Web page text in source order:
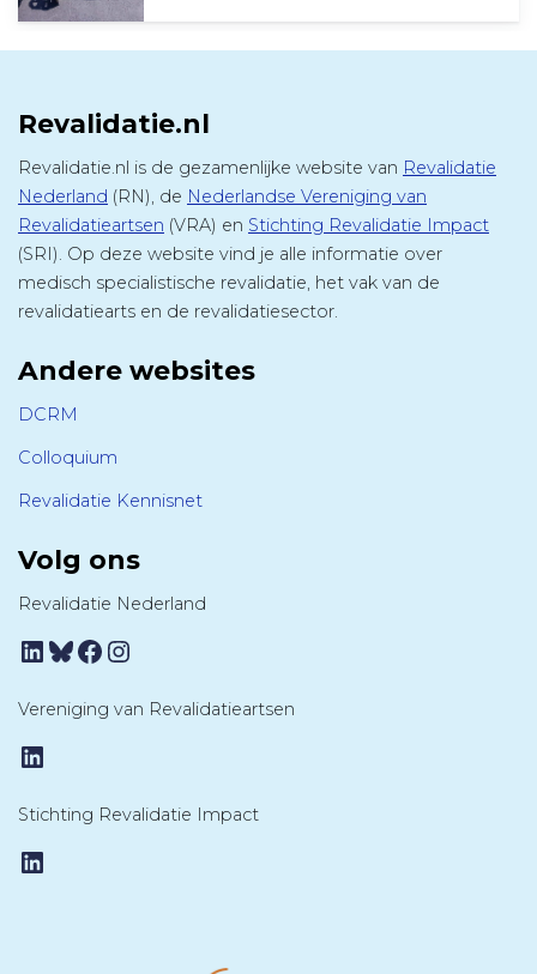
Revalidatie.nl
Revalidatie.nl is de gezamenlijke website van Revalidatie
Nederland (RN), de Nederlandse Vereniging van
Revalidatieartsen (VRA) en Stichting Revalidatie Impact
(SRI). Op deze website vind je alle informatie over
medisch specialistische revalidatie, het vak van de
revalidatiearts en de revalidatiesector.
Andere websites
DCRM
Colloquium
Revalidatie Kennisnet
Volg ons
Revalidatie Nederland
LinkedIn
Bluesky
Facebook
Instagram
Vereniging van Revalidatieartsen
LinkedIn
Stichting Revalidatie Impact
LinkedIn